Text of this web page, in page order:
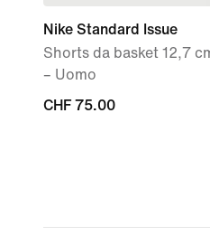
Nike Standard Issue
Shorts da basket 12,7
– Uomo
CHF
CHF 75.00